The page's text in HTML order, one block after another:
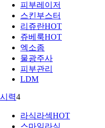
피부레이저
스킨부스터
리쥬란HOT
쥬베룩HOT
엑소좀
물광주사
피부관리
LDM
시력4
라식라섹HOT
스마일라식